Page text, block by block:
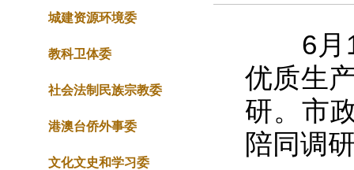
城建资源环境委
教科卫体委
社会法制民族宗教委
港澳台侨外事委
文化文史和学习委
6月11
优质生
研。市
陪同调